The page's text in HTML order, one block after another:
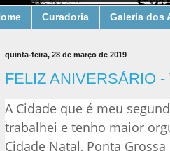
Curadoria Galeria dos
quinta-feira, 28 de março de 2019
FELIZ ANIVERSÁRIO
A Cidade que é meu
trabalhei e tenho maior
Cidade Natal, Ponta